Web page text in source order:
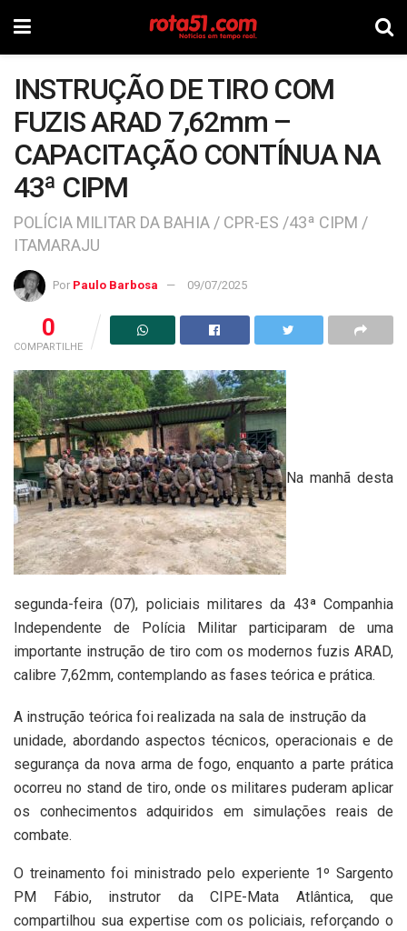
INSTRUÇÃO DE TIRO COM
FUZIS ARAD 7,62mm –
CAPACITAÇÃO CONTÍNUA NA
43ª CIPM
POLÍCIA MILITAR DA BAHIA / CPR-ES /43ª CIPM /
ITAMARAJU
Por Paulo Barbosa 09/07/2025
0
COMPARTILHE
Na manhã desta
segunda-feira (07), policiais militares da 43ª Companhia
Independente de Polícia Militar participaram de uma
importante instrução de tiro com os modernos fuzis ARAD,
calibre 7,62mm, contemplando as fases teórica e prática.
A instrução teórica foi realizada na sala de instrução da
unidade, abordando aspectos técnicos, operacionais e de
segurança da nova arma de fogo, enquanto a parte prática
ocorreu no stand de tiro, onde os militares puderam aplicar
os conhecimentos adquiridos em simulações reais de
combate.
O treinamento foi ministrado pelo experiente 1º Sargento
PM Fábio, instrutor da CIPE-Mata Atlântica, que
compartilhou sua expertise com os policiais, reforçando o